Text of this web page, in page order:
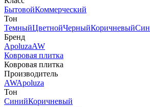
БытовойКоммерческий
Тон
ТемныйЦветнойЧерныйКоричневый
Бренд
ApoluzaAW
Ковровая плитка
Ковровая плитка
Производитель
AWApoluza
Тон
СинийКоричневый